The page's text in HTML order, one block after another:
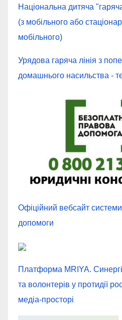
Національна дитяча
(з мобільного або
мобільного)
Урядова гаряча лінія з
домашнього насильства -
Офіційний вебсайт
допомоги
Платформа MRIYA.
та волонтерів у протидії
медіа-просторі